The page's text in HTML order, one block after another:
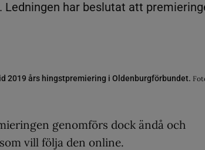
har beslutat att
2019 års hingstpremiering i Oldenburgförbundet.
genomförs dock ändå och
vill följa den online.